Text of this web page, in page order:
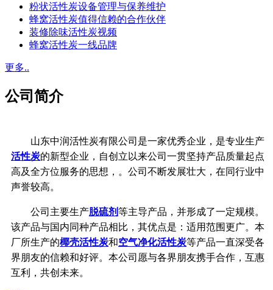
粉状活性炭设备管理与保养维护
蜂窝活性炭值得信赖的合作伙伴
装修除味活性炭视频
蜂窝活性炭一线品牌
更多..
公司简介
山东中润活性炭有限公司是一家优秀企业，是专业生产
活性炭的新型企业，自创立以来公司一贯坚持产品质量起点
高及全方位服务的思想，。公司不断发展壮大，在同行业中
声誉较高。
公司主要生产脱硫剂等主导产品，并形成了一定规模。
该产品与国内同种产品相比，其优点是：适用范围更广。本
厂所生产的椰壳活性炭和空气净化活性炭等产品一直深受各
界朋友的信赖和好评。本公司愿与各界朋友携手合作，互惠
互利，共创未来。